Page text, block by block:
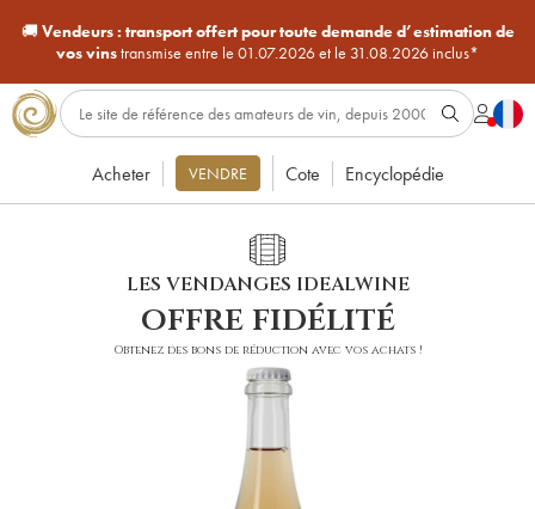
🚚Vendeurs : transport offert pour toute demande d’estimation de
vos vinstransmise entre le 01.07.2026 et le 31.08.2026 inclus*
Acheter VENDRE Cote Encyclopédie
LES VENDANGES IDEALWINE
offre fidélité
Obtenez des bons de réduction avec vos achats !